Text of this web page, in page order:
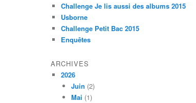
Challenge Je lis aussi des albums 2015
Usborne
Challenge Petit Bac 2015
Enquêtes
ARCHIVES
2026
Juin (2)
Mai (1)